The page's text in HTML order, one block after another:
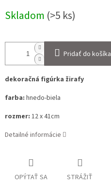
cena:
Skladom (>5 ks)
Pridať do košíka
dekoračná figúrka žirafy
farba: hnedo-biela
rozmer: 12 x 41cm
Detailné informácie
OPÝTAŤ SA STRÁŽIŤ